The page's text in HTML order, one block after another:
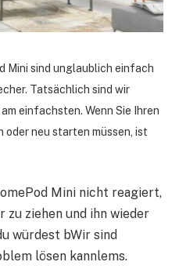
Mini sind unglaublich einfach
Tatsächlich sind wir
am einfachsten. Wenn Sie Ihren
oder neu starten müssen, ist
Mini nicht reagiert,
ziehen und ihn wieder
würdest bWir sind
lösen kannlems.